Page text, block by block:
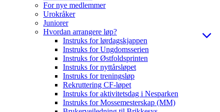
For nye medlemmer
Urokråker
Juniorer
Hvordan arrangere løp?
Instruks for lørdagskjappen
Instruks for Ungdomsserien
Instruks for Østfoldsprinten
Instruks for nyttårsløpet
Instruks for treningsløp
Rekruttering CF-løpet
Instruks for aktivitetsdag i Nesparken
Instruks for Mossemesterskap (MM)